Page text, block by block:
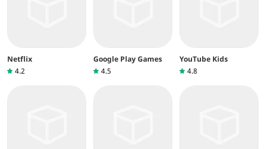
Netflix
4.2
Google Play Games
4.5
YouTube Kids
4.8